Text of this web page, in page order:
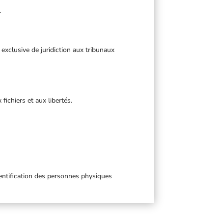
de juridiction aux tribunaux
fichiers et aux libertés.
des personnes physiques